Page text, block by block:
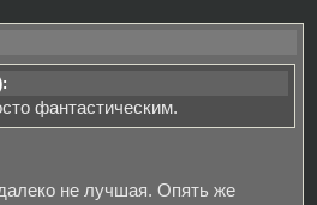
фантастическим.
не лучшая. Опять же